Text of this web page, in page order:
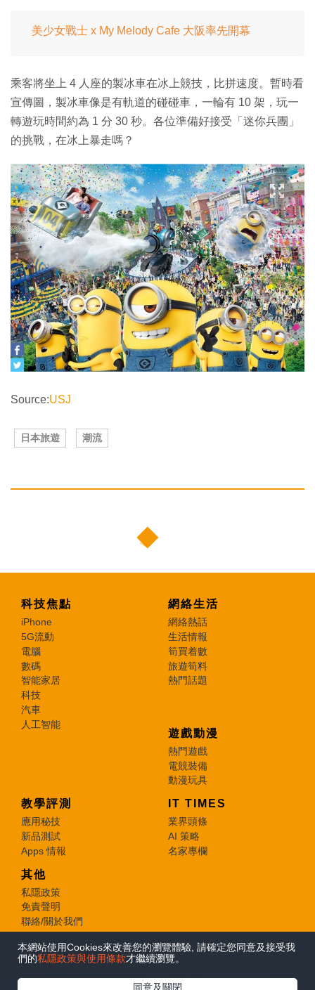
本網站使用Cookies來改善您的瀏覽體驗, 請確定您同意及接受我
們的私隱政策與使用條款才繼續瀏覽。
同意及關閉
美少女戰士 x My Melody Cafe 大阪率先開幕
乘客將坐上 4 人座的製冰車在冰上競技，比拼速度。暫時看
宣傳圖，製冰車像是有軌道的碰碰車，一輪有 10 架，玩一
轉遊玩時間約為 1 分 30 秒。各位準備好接受「迷你兵團」
的挑戰，在冰上暴走嗎？
Source:USJ
日本旅遊 潮流
科技焦點
iPhone
5G流動
電腦
數碼
智能家居
科技
汽車
人工智能
網絡生活
網絡熱話
生活情報
筍買着數
旅遊筍料
熱門話題
遊戲動漫
熱門遊戲
電競裝備
動漫玩具
教學評測
應用秘技
新品測試
Apps 情報
IT TIMES
業界頭條
AI 策略
名家專欄
其他
私隱政策
免責聲明
聯絡/關於我們
© 2026 e-zone. All Rights Reserved.